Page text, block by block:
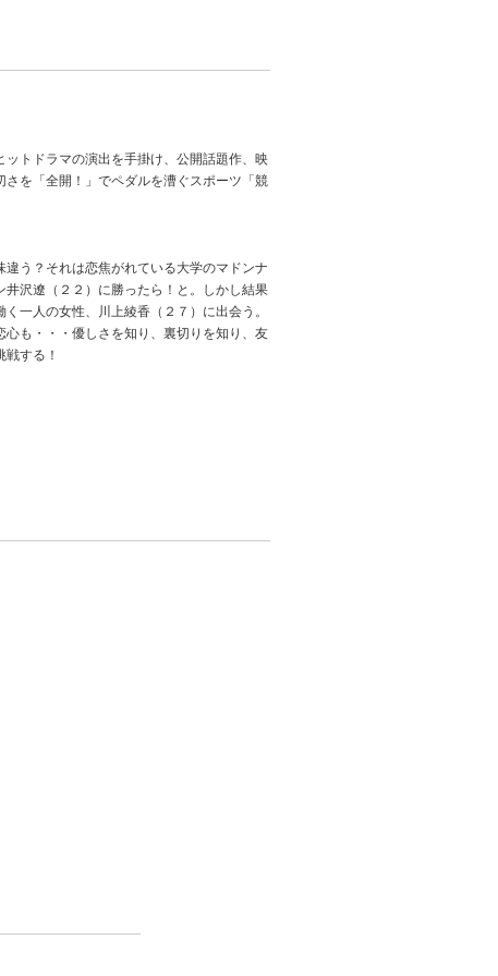
トドラマの演出を手掛け、公開話題作、映
を「全開！」でペダルを漕ぐスポーツ「競
う？それは恋焦がれている大学のマドンナ
沢遼（２２）に勝ったら！と。しかし結果
一人の女性、川上綾香（２７）に出会う。
も・・・優しさを知り、裏切りを知り、友
する！